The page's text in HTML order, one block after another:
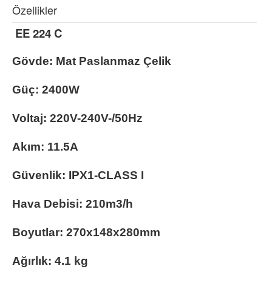
Özellikler
EE 224 C
Gövde: Mat Paslanmaz Çelik
Güç: 2400W
Voltaj: 220V-240V-/50Hz
Akım: 11.5A
Güvenlik: IPX1-CLASS I
Hava Debisi: 210m3/h
Boyutlar: 270x148x280mm
Ağırlık: 4.1 kg